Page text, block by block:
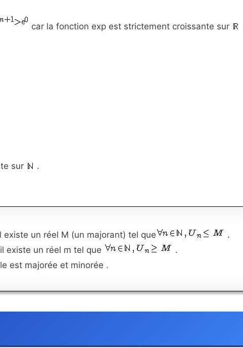
car la fonction exp est strictement croissante sur
sur .
existe un réel M (un majorant) tel que
.
existe un réel m tel que
.
est majorée et minorée .